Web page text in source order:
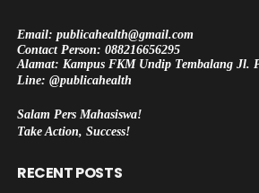
Email: publicahealth@gmail.com
Contact Person: 088216656295
Alamat: Kampus FKM Undip Tembalang Jl.
Line: @publicahealth
Salam Pers Mahasiswa!
Take Action, Success!
RECENT POSTS